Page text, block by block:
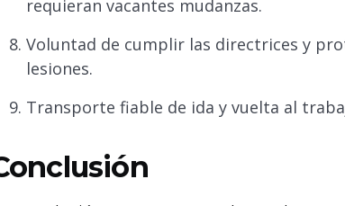
requieran vacantes mudanzas.
Voluntad de cumplir las directrices y
lesiones.
Transporte fiable de ida y vuelta al